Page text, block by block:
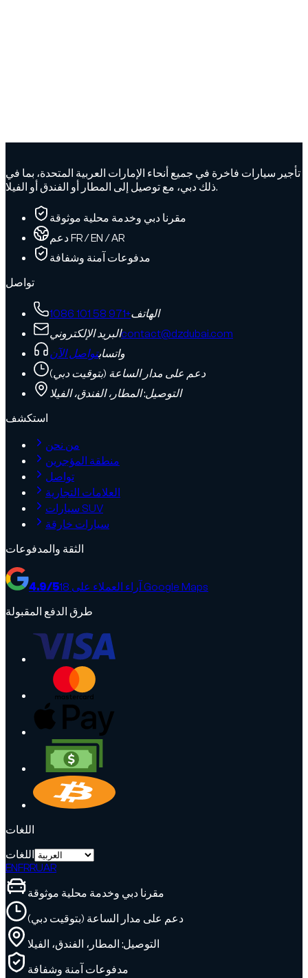
تأجير سيارات فاخرة في جميع أنحاء الإمارات العربية المتحدة، بما في
ذلك دبي، مع توصيل إلى المطار أو الفندق أو الفيلا.
مقرنا دبي وخدمة محلية موثوقة
دعم FR / EN / AR
مدفوعات آمنة وشفافة
تواصل
الهاتف+971 58 101 1086
البريد الإلكترونيcontact@dzdubai.com
واتسابتواصل الآن
دعم على مدار الساعة (بتوقيت دبي)
التوصيل: المطار، الفندق، الفيلا
استكشف
من نحن
منطقة المؤجرين
تواصل
العلامات التجارية
سيارات SUV
سيارات خارقة
الثقة والمدفوعات
4.9/518
آراء العملاء على Google Maps
طرق الدفع المقبولة
اللغات
اللغات
ENFRRUAR
مقرنا دبي وخدمة محلية موثوقة
دعم على مدار الساعة (بتوقيت دبي)
التوصيل: المطار، الفندق، الفيلا
مدفوعات آمنة وشفافة